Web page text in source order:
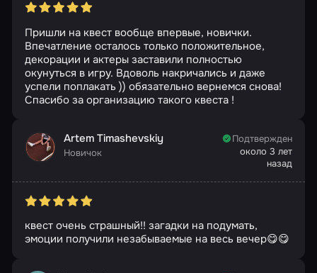
Пришли на квест вообще впервые, новички.
Впечатление осталось только положительное,
декорации и актеры заставили полностью
окунуться в игру. Вдоволь накричались и даже
успели поплакать )) обязательно вернемся снова!
Спасибо за организацию такого квеста !
Artem Timashevskiy
Новичок
Подтвержден
около 3 лет
назад
квест очень страшный!! загадки на подумать,
эмоции получили незабываемые на весь вечер😋😋